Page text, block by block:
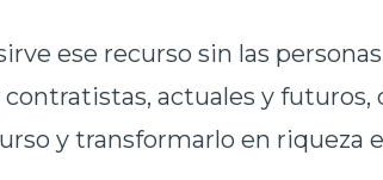
ese recurso sin las
contratistas, actuales y
y transformarlo en riqueza